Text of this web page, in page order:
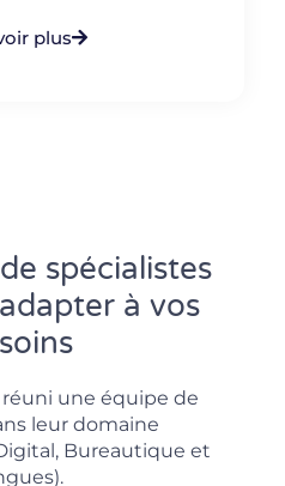
plus
spécialistes
à vos
une équipe de
leur domaine
Bureautique et